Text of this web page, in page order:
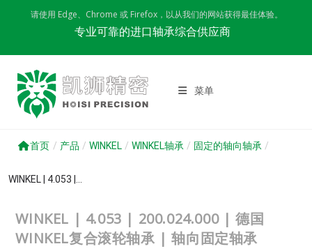
请使用 Edge、Chrome 或 Firefox，以从我们的网站获得最佳体验。
专业可靠的进口轴承综合供应商
菜单
首页 / 产品 / WINKEL / WINKEL轴承 / 固定的轴向轴承 /
WINKEL | 4.053 |...
WINKEL | 4.053 | 200.024.000 | 德国
WINKEL复合滚轮轴承 | 轴向固定轴承